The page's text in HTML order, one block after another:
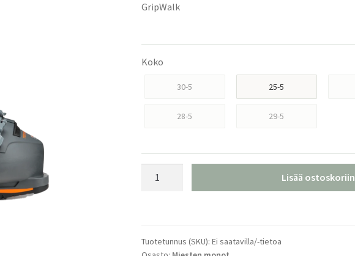
GripWalk
Koko
30-5 25-5
28-5 29-5
GW
Lisää ostoskoriin
Tuotetunnus (SKU): Ei saatavilla/-tietoa